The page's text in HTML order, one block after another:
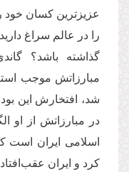
عزیزترین کسان خود
را در عالم سراغ
گذاشته باشد؟
مبارزاتش موجب
شد، افتخارش این
در مبارزاتش از او
اسلامی ایران است
كرد و ایران